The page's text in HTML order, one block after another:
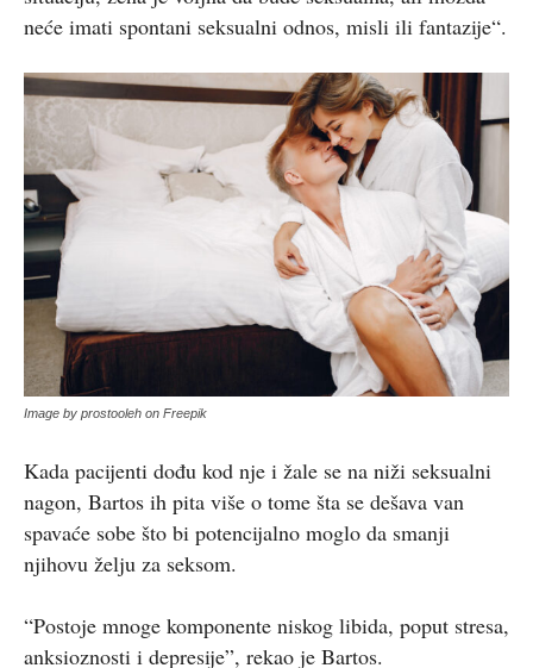
neće imati spontani seksualni odnos, misli ili fantazije“.
Image by prostooleh on Freepik
Kada pacijenti dođu kod nje i žale se na niži seksualni
nagon, Bartos ih pita više o tome šta se dešava van
spavaće sobe što bi potencijalno moglo da smanji
njihovu želju za seksom.
“Postoje mnoge komponente niskog libida, poput stresa,
anksioznosti i depresije”, rekao je Bartos.